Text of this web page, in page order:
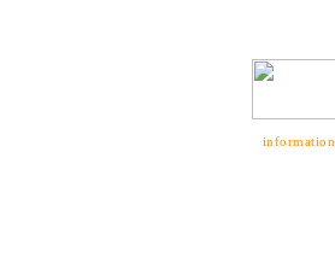
information